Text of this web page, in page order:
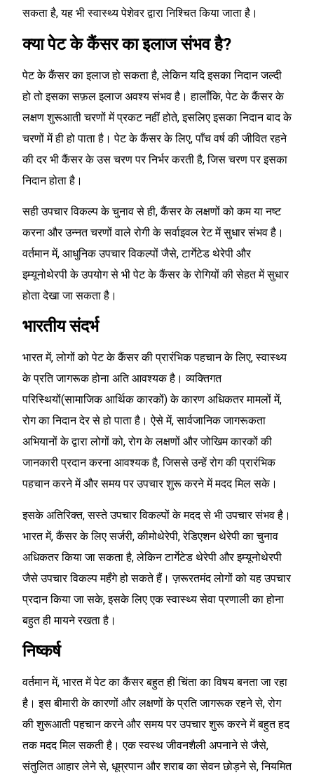
सकता है, यह भी स्वास्थ्य पेशेवर द्वारा निश्चित किया जाता है।
क्या पेट के कैंसर का इलाज संभव है?
पेट के कैंसर का इलाज हो सकता है, लेकिन यदि इसका निदान जल्दी
हो तो इसका सफ़ल इलाज अवश्य संभव है। हालाँकि, पेट के कैंसर के
लक्षण शुरूआती चरणों में प्रकट नहीं होते, इसलिए इसका निदान बाद के
चरणों में ही हो पाता है। पेट के कैंसर के लिए, पाँच वर्ष की जीवित रहने
की दर भी कैंसर के उस चरण पर निर्भर करती है, जिस चरण पर इसका
निदान होता है।
सही उपचार विकल्प के चुनाव से ही, कैंसर के लक्षणों को कम या नष्ट
करना और उन्नत चरणों वाले रोगी के सर्वाइवल रेट में सुधार संभव है।
वर्तमान में, आधुनिक उपचार विकल्पों जैसे, टार्गेटेड थेरेपी और
इम्यूनोथेरपी के उपयोग से भी पेट के कैंसर के रोगियों की सेहत में सुधार
होता देखा जा सकता है।
भारतीय संदर्भ
भारत में, लोगों को पेट के कैंसर की प्रारंभिक पहचान के लिए, स्वास्थ्य
के प्रति जागरूक होना अति आवश्यक है। व्यक्तिगत
परिस्थियों(सामाजिक आर्थिक कारकों) के कारण अधिकतर मामलों में,
रोग का निदान देर से हो पाता है। ऐसे में, सार्वजानिक जागरूकता
अभियानों के द्वारा लोगों को, रोग के लक्षणों और जोखिम कारकों की
जानकारी प्रदान करना आवश्यक है, जिससे उन्हें रोग की प्रारंभिक
पहचान करने में और समय पर उपचार शुरू करने में मदद मिल सके।
इसके अतिरिक्त, सस्ते उपचार विकल्पों के मदद से भी उपचार संभव है।
भारत में, कैंसर के लिए सर्जरी, कीमोथेरेपी, रेडिएशन थेरेपी का चुनाव
अधिकतर किया जा सकता है, लेकिन टार्गेटेड थेरेपी और इम्यूनोथेरपी
जैसे उपचार विकल्प महँगे हो सकते हैं। ज़रूरतमंद लोगों को यह उपचार
प्रदान किया जा सके, इसके लिए एक स्वास्थ्य सेवा प्रणाली का होना
बहुत ही मायने रखता है।
निष्कर्ष
वर्तमान में, भारत में पेट का कैंसर बहुत ही चिंता का विषय बनता जा रहा
है। इस बीमारी के कारणों और लक्षणों के प्रति जागरूक रहने से, रोग
की शुरूआती पहचान करने और समय पर उपचार शुरू करने में बहुत हद
तक मदद मिल सकती है। एक स्वस्थ जीवनशैली अपनाने से जैसे,
संतुलित आहार लेने से, धूम्रपान और शराब का सेवन छोड़ने से, नियमित